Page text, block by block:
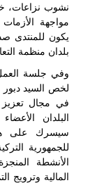
نشوب نزاعات،
مواجهة الأزمات
يكون للمنتدى
بلدان منظمة
وفي جلسة
لخص السيد دبور
في مجال تعزيز
البلدان
سيسرك على
للجمهورية
الأنشطة
المالية وترويج